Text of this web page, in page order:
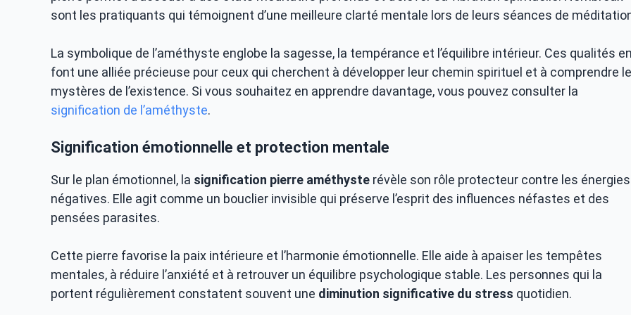
sont les pratiquants qui témoignent d’une meilleure clarté mentale lors de leurs séances de
La symbolique de l’améthyste englobe la sagesse, la tempérance et l’équilibre intérieur. Ces qualités en
font une alliée précieuse pour ceux qui cherchent à développer leur chemin spirituel et à comprendre
mystères de l’existence. Si vous souhaitez en apprendre davantage, vous pouvez consulter la
signification de l’améthyste.
Signification émotionnelle et protection mentale
Sur le plan émotionnel, la signification pierre améthyste révèle son rôle protecteur contre les énergies
négatives. Elle agit comme un bouclier invisible qui préserve l’esprit des influences néfastes et des
pensées parasites.
Cette pierre favorise la paix intérieure et l’harmonie émotionnelle. Elle aide à apaiser les tempêtes
mentales, à réduire l’anxiété et à retrouver un équilibre psychologique stable. Les personnes qui la
portent régulièrement constatent souvent une diminution significative du stress quotidien.